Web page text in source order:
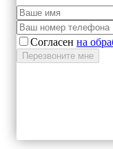
Согласен на